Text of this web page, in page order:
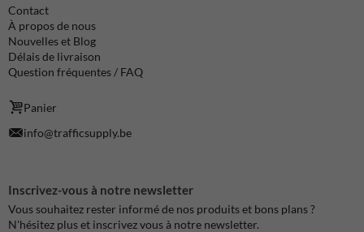
Contact
À propos de nous
Nouvelles et Blog
Délais de livraison
Question fréquentes / FAQ
Panier
info@trafficsupply.be
Inscrivez-vous à notre newsletter
Vous souhaitez rester informé de nos produits et bons plans ?
N'hésitez plus et inscrivez vous à notre newsletter.